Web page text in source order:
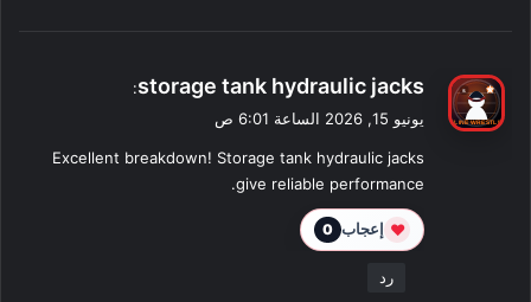
ي
ل
storage tank hydraulic jacks
:
يونيو 15, 2026 الساعة 6:01 ص
Excellent breakdown! Storage tank hydraulic jacks
give reliable performance.
❤ إعجاب 0
رد